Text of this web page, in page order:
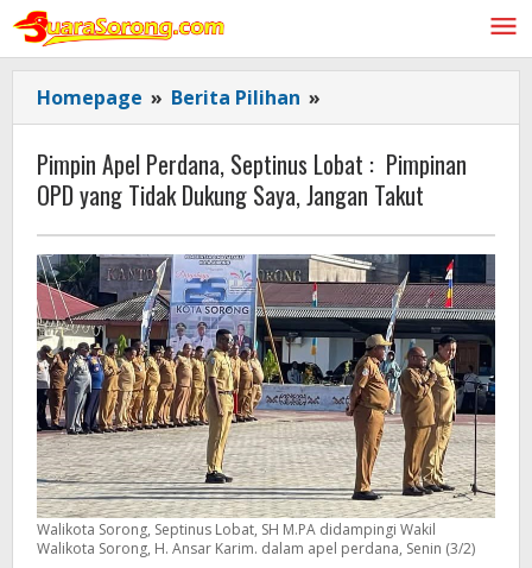
Lewati
konten
Homepage » Berita Pilihan »
Apel
Perdana,
Septinus
Lobat
:
Pimpinan
OPD
yang
Tidak
Dukung
Saya,
Jangan
Takut
Pimpin Apel Perdana, Septinus Lobat : Pimpinan
OPD yang Tidak Dukung Saya, Jangan Takut
Walikota Sorong, Septinus Lobat, SH M.PA didampingi Wakil
Walikota Sorong, H. Ansar Karim. dalam apel perdana, Senin (3/2)